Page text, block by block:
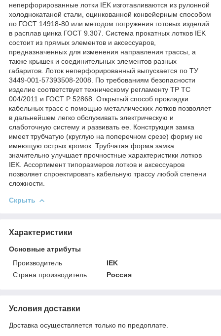
неперфорированные лотки IEK изготавливаются из рулонной
холоднокатаной стали, оцинкованной конвейерным способом
по ГОСТ 14918-80 или методом погружения готовых изделий
в расплав цинка ГОСТ 9.307. Система прокатных лотков IEK
состоит из прямых элементов и аксессуаров,
предназначенных для изменения направления трассы, а
также крышек и соединительных элементов разных
габаритов. Лоток неперфорированный выпускается по ТУ
3449-001-57393508-2008. По требованиям безопасности
изделие соответствует техническому регламенту ТР ТС
004/2011 и ГОСТ Р 52868. Открытый способ прокладки
кабельных трасс с помощью металлических лотков позволяет
в дальнейшем легко обслуживать электрическую и
слаботочную систему и развивать ее. Конструкция замка
имеет трубчатую (круглую на поперечном срезе) форму не
имеющую острых кромок. Трубчатая форма замка
значительно улучшает прочностные характеристики лотков
IEK. Ассортимент типоразмеров лотков и аксессуаров
позволяет спроектировать кабельную трассу любой степени
сложности.
Скрыть
Характеристики
Основные атрибуты
Производитель
IEK
Страна производитель
Россия
Условия доставки
Доставка осуществляется только по предоплате.